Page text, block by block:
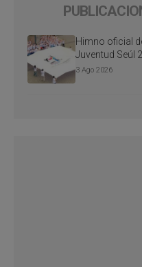
Himno oficial
Juventud Seúl
3 Ago 2026